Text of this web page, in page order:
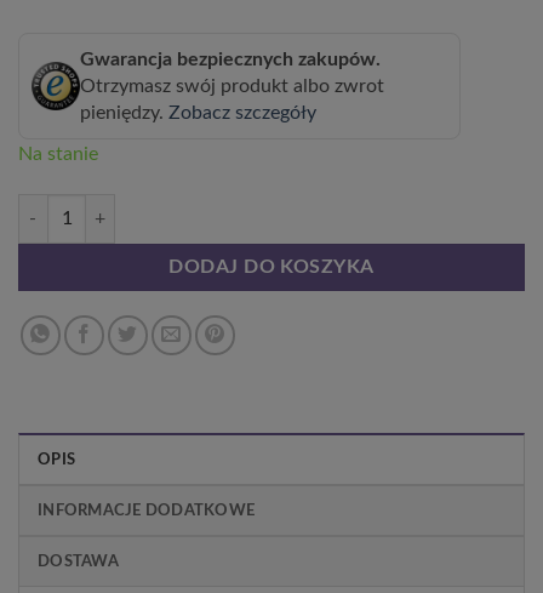
Gwarancja bezpiecznych zakupów.
Otrzymasz swój produkt albo zwrot
pieniędzy. Zobacz szczegóły
Na stanie
ilość Pęcherznica kalinolistna 'Red Baron' poj, P9/C1
DODAJ DO KOSZYKA
OPIS
INFORMACJE DODATKOWE
DOSTAWA